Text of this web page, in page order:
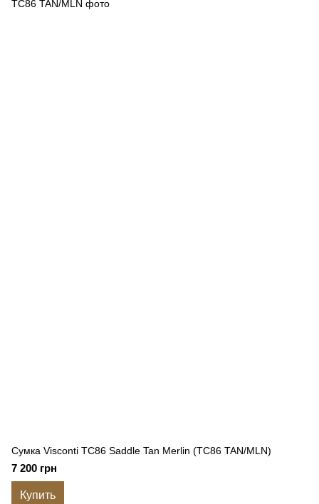
Сумка Visconti TC86 Saddle Tan Merlin (TC86 TAN/MLN)
7 200 грн
Купить